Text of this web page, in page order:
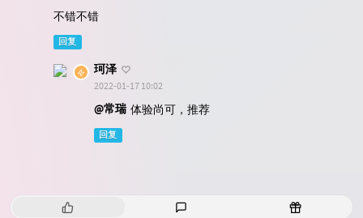
不错不错
回复
珂泽
2022-01-17 10:02
@常瑞 体验尚可，推荐
回复
热
随